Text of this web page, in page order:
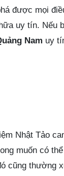
được mọi
uy tín. Nếu
Nam uy
Nhật Tảo
muốn có
cũng thường